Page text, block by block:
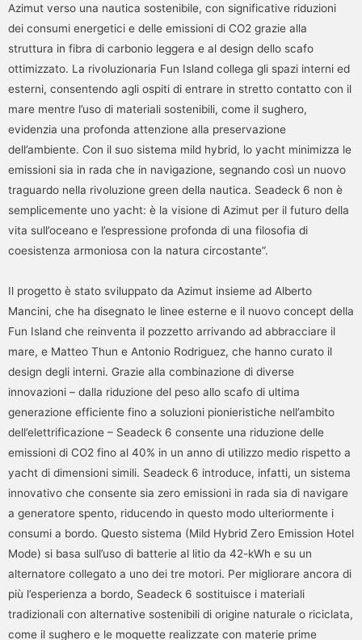
Azimut verso una nautica sostenibile, con significative riduzioni
dei consumi energetici e delle emissioni di CO2 grazie alla
struttura in fibra di carbonio leggera e al design dello scafo
ottimizzato. La rivoluzionaria Fun Island collega gli spazi interni ed
esterni, consentendo agli ospiti di entrare in stretto contatto con il
mare mentre l’uso di materiali sostenibili, come il sughero,
evidenzia una profonda attenzione alla preservazione
dell’ambiente. Con il suo sistema mild hybrid, lo yacht minimizza le
emissioni sia in rada che in navigazione, segnando così un nuovo
traguardo nella rivoluzione green della nautica. Seadeck 6 non è
semplicemente uno yacht: è la visione di Azimut per il futuro della
vita sull’oceano e l’espressione profonda di una filosofia di
coesistenza armoniosa con la natura circostante”.
Il progetto è stato sviluppato da Azimut insieme ad Alberto
Mancini, che ha disegnato le linee esterne e il nuovo concept della
Fun Island che reinventa il pozzetto arrivando ad abbracciare il
mare, e Matteo Thun e Antonio Rodriguez, che hanno curato il
design degli interni. Grazie alla combinazione di diverse
innovazioni – dalla riduzione del peso allo scafo di ultima
generazione efficiente fino a soluzioni pionieristiche nell’ambito
dell’elettrificazione – Seadeck 6 consente una riduzione delle
emissioni di CO2 fino al 40% in un anno di utilizzo medio rispetto a
yacht di dimensioni simili. Seadeck 6 introduce, infatti, un sistema
innovativo che consente sia zero emissioni in rada sia di navigare
a generatore spento, riducendo in questo modo ulteriormente i
consumi a bordo. Questo sistema (Mild Hybrid Zero Emission Hotel
Mode) si basa sull’uso di batterie al litio da 42-kWh e su un
alternatore collegato a uno dei tre motori. Per migliorare ancora di
più l’esperienza a bordo, Seadeck 6 sostituisce i materiali
tradizionali con alternative sostenibili di origine naturale o riciclata,
come il sughero e le moquette realizzate con materie prime